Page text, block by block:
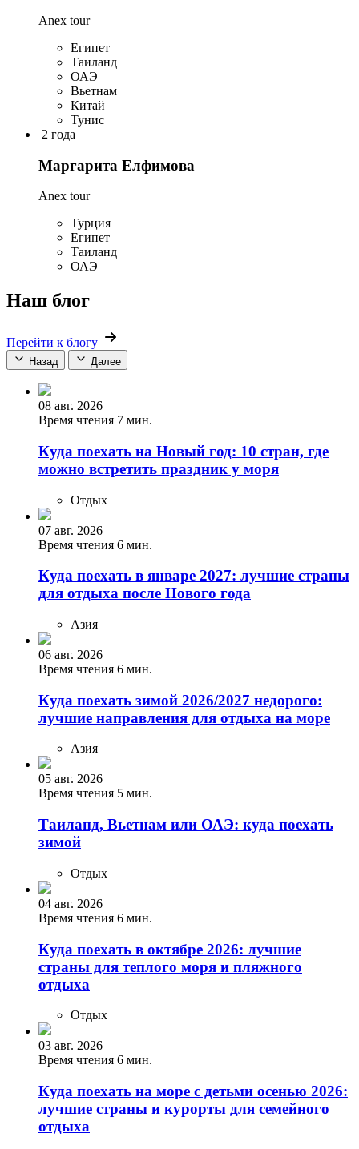
Anex tour
Египет
Таиланд
ОАЭ
Вьетнам
Китай
Тунис
2 года
Маргарита Елфимова
Anex tour
Турция
Египет
Таиланд
ОАЭ
Наш блог
Перейти к блогу
Назад Далее
08 авг. 2026
Время чтения 7 мин.
Куда поехать на Новый год: 10 стран, где
можно встретить праздник у моря
Отдых
07 авг. 2026
Время чтения 6 мин.
Куда поехать в январе 2027: лучшие страны
для отдыха после Нового года
Азия
06 авг. 2026
Время чтения 6 мин.
Куда поехать зимой 2026/2027 недорого:
лучшие направления для отдыха на море
Азия
05 авг. 2026
Время чтения 5 мин.
Таиланд, Вьетнам или ОАЭ: куда поехать
зимой
Отдых
04 авг. 2026
Время чтения 6 мин.
Куда поехать в октябре 2026: лучшие
страны для теплого моря и пляжного
отдыха
Отдых
03 авг. 2026
Время чтения 6 мин.
Куда поехать на море с детьми осенью 2026:
лучшие страны и курорты для семейного
отдыха